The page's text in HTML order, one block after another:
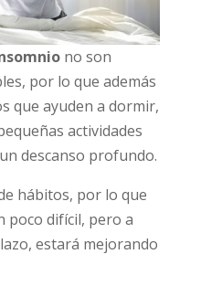
no son
por lo que además
que ayuden a dormir,
actividades
descanso profundo.
hábitos, por lo que
poco difícil, pero a
estará mejorando